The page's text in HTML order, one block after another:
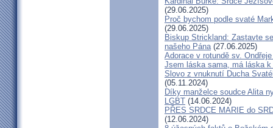
(29.06.2025)
Proč bychom podle svaté
(29.06.2025)
Biskup Strickland: Zastavte
našeho Pána(27.06.2025)
Adorace v rotundě sv.
Jsem láska sama, má láska
Slovo z vnuknutí Ducha
(05.11.2024)
Díky manželce soudce Alita
LGBT (14.06.2024)
PŘES SRDCE MARIE do
(12.06.2024)